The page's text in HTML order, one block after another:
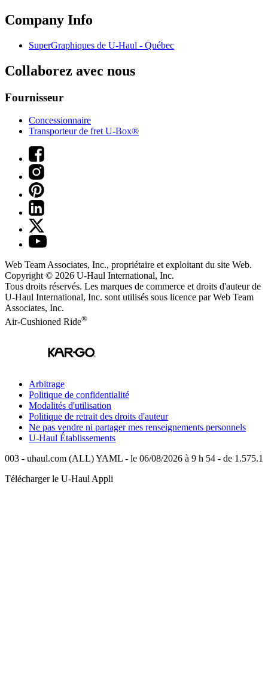
Company Info
SuperGraphiques de U-Haul - Québec
Collaborez avec nous
Fournisseur
Concessionnaire
Transporteur de fret U-Box®
Web Team Associates, Inc., propriétaire et exploitant du site Web.
Copyright © 2026 U-Haul International, Inc.
Tous droits réservés. Les marques de commerce et droits d'auteur de
U-Haul International, Inc. sont utilisés sous licence par Web Team
Associates, Inc.
Air-Cushioned Ride®
Arbitrage
Politique de confidentialité
Modalités d'utilisation
Politique de retrait des droits d'auteur
Ne pas vendre ni partager mes renseignements personnels
U-Haul Établissements
003 - uhaul.com (ALL) YAML - le 06/08/2026 à 9 h 54 - de 1.575.1
Télécharger le U-Haul Appli